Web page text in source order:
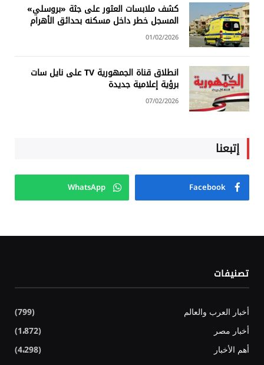
كشف ملابسات العثور على جثة «بروسلي»
المسجل خطر داخل مسكنه بحدائق الأهرام
01/02/2026
انطلاق قناة الجمهورية TV على نايل سات
برؤية إعلامية جديدة
07/02/2026
إتبعنا
Facebook
WhatsApp
تصنيفات
أخبار العرب والعالم
(799)
أخبار مصر
(1٬872)
أهم الأخبار
(4٬298)